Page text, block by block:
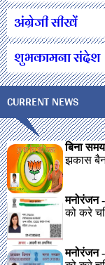
अंग्रेजी सीखें
शुभकामना संदेश
CURRENT NEWS